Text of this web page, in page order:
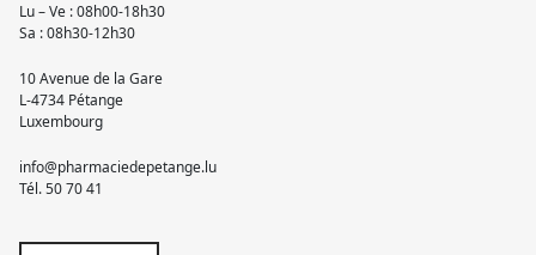
Lu – Ve : 08h00-18h30
Sa : 08h30-12h30
10 Avenue de la Gare
L-4734 Pétange
Luxembourg
info@pharmaciedepetange.lu
Tél.50 70 41